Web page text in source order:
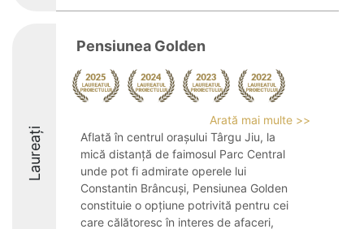
Laureați
Pensiunea Golden
Arată mai multe >>
Aflată în centrul orașului Târgu Jiu, la
mică distanță de faimosul Parc Central
unde pot fi admirate operele lui
Constantin Brâncuși, Pensiunea Golden
constituie o opțiune potrivită pentru cei
care călătoresc în interes de afaceri,